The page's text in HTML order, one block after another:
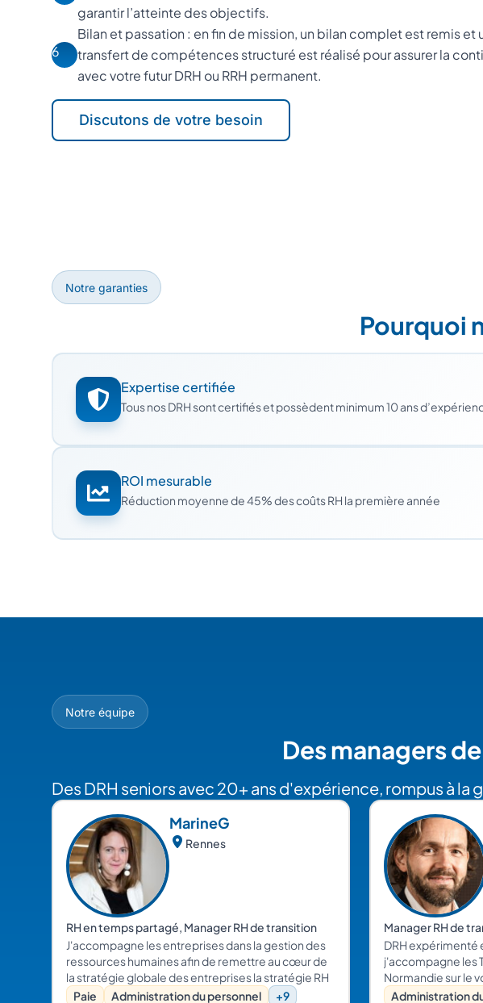
garantir l’atteinte des objectifs.
6
Bilan et passation : en fin de mission, un bilan complet est remis et
transfert de compétences structuré est réalisé pour assurer la
avec votre futur DRH ou RRH permanent.
Discutons de votre besoin
Notre garanties
Pourquoi
Expertise certifiée
Tous nos DRH sont certifiés et possèdent minimum 10 ans
ROI mesurable
Réduction moyenne de 45% des coûts RH la première année
Notre équipe
Des managers
Des DRH seniors avec 20+ ans d'expérience, rompus à
MarineG
Rennes
RH en temps partagé, Manager RH de transition
J'accompagne les entreprises dans la gestion des
ressources humaines afin de remettre au cœur de
la stratégie globale des entreprises la stratégie RH
Paie
Administration du personnel +9
Manager RH de
DRH expérimenté
j'accompagne les
Normandie sur le
Parlons en !
Administration